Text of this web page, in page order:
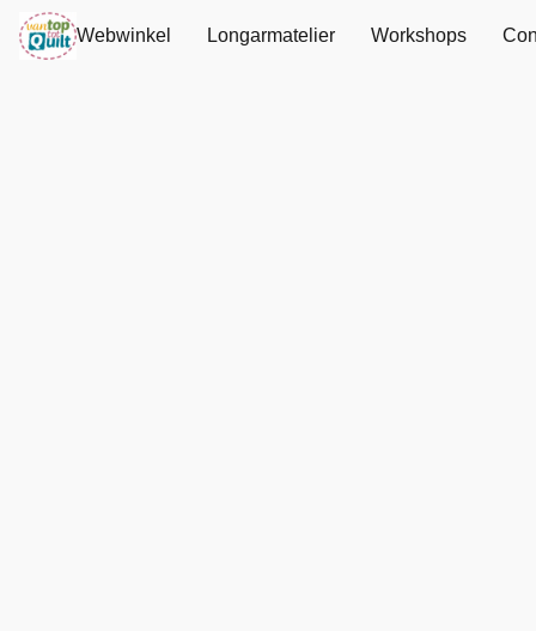
Webwinkel Longarmatelier Workshops